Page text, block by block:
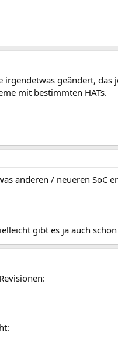
geändert,
mit bestimmten HATs.
anderen / neueren SoC
gibt es ja auch